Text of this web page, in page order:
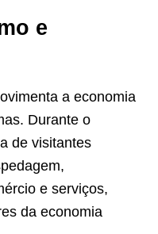
e
a economia
Durante o
de visitantes
e serviços,
da economia